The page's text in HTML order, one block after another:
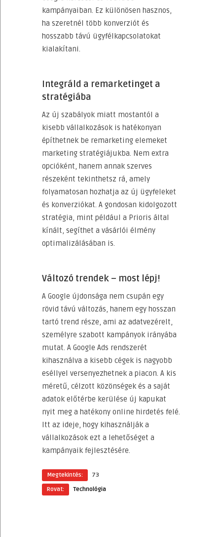
kampányaiban. Ez különösen hasznos,
ha szeretnél több konverziót és
hosszabb távú ügyfélkapcsolatokat
kialakítani.
Integráld a remarketinget a
stratégiába
Az új szabályok miatt mostantól a
kisebb vállalkozások is hatékonyan
építhetnek be remarketing elemeket
marketing stratégiájukba. Nem extra
opcióként, hanem annak szerves
részeként tekinthetsz rá, amely
folyamatosan hozhatja az új ügyfeleket
és konverziókat. A gondosan kidolgozott
stratégia, mint például a Prioris által
kínált, segíthet a vásárlói élmény
optimalizálásában is.
Változó trendek – most lépj!
A Google újdonsága nem csupán egy
rövid távú változás, hanem egy hosszan
tartó trend része, ami az adatvezérelt,
személyre szabott kampányok irányába
mutat. A Google Ads rendszerét
kihasználva a kisebb cégek is nagyobb
eséllyel versenyezhetnek a piacon. A kis
méretű, célzott közönségek és a saját
adatok előtérbe kerülése új kapukat
nyit meg a hatékony online hirdetés felé.
Itt az ideje, hogy kihasználják a
vállalkozások ezt a lehetőséget a
kampányaik fejlesztésére.
Megtekintés:
73
Rovat:
Technológia